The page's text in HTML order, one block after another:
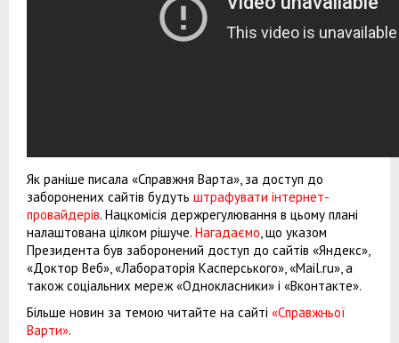
Як раніше писала «Справжня Варта», за доступ до
заборонених сайтів будуть штрафувати інтернет-
провайдерів. Нацкомісія держрегулювання в цьому плані
налаштована цілком рішуче. Нагадаємо , що указом
Президента був заборонений доступ до сайтів «Яндекс»,
«Доктор Веб», «Лабораторія Касперського», «Mail.ru», а
також соціальних мереж «Однокласники» і «Вконтакте».
Більше новин за темою читайте на сайті «Справжньої
Варти».